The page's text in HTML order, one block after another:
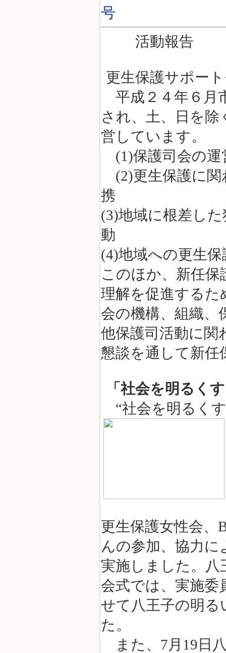
号
活動報告
更生保護サポー
平成２４年６月
され、土、日を除
営しています。
(1)保護司会の
(2)更生保護に関
(3)地域に根差し
(4)地域への更生
このほか、新任保
理解を促進するた
会の機構、組織、
他保護司活動に関
懇談を通して新任
「社会を明るく
“社会を明るく
更生保護女性会
んの参加、協力に
実施しました。
会式では、実施委
せて八王子の明る
た。
また、7月19日